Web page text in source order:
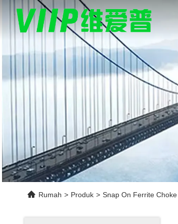
Rumah > Produk > Snap On Ferrite Choke